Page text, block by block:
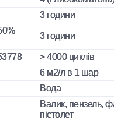
3 години
3 години
> 4000 циклів
6 м2/л в 1 шар
Вода
Валик, пензель,
пістолет